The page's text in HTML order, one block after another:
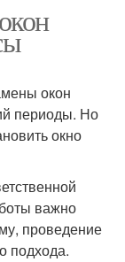
окон
периоды. Но
окно
важно
проведение
подхода.